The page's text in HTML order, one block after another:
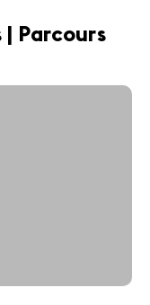
| Parcours